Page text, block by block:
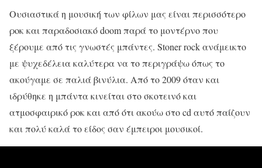
Ουσιαστικά η μουσική των φίλων μας είναι περισσότερο
ροκ και παραδοσιακό doom παρά το μοντέρνο που
ξέρουμε από τις γνωστές μπάντες. Stoner rock ανάμεικτο
με ψυχεδέλεια καλύτερα να το περιγράψω όπως το
ακούγαμε σε παλιά βινύλια. Από το 2009 όταν και
ιδρύθηκε η μπάντα κινείται στο σκοτεινό και
ατμοσφαιρικό ροκ και από ότι ακούω στο cd αυτό παίζουν
και πολύ καλά το είδος σαν έμπειροι μουσικοί.